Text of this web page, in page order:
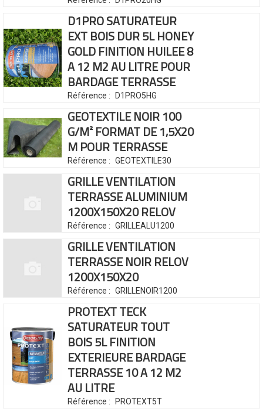
D1PRO SATURATEUR
EXT BOIS DUR 5LHONEY
GOLD FINITION HUILEE8
A 12 M2 AU LITRE POUR
BARDAGE TERRASSE
Référence : D1PRO5HG
GEOTEXTILE NOIR 100
G/M²FORMAT DE 1,5X20
MPOUR TERRASSE
Référence : GEOTEXTILE30
GRILLE VENTILATION
TERRASSE ALUMINIUM
1200X150X20 RELOV
Référence : GRILLEALU1200
GRILLE VENTILATION
TERRASSE NOIR RELOV
1200X150X20
Référence : GRILLENOIR1200
PROTEXT TECK
SATURATEUR TOUT
BOIS 5LFINITION
EXTERIEURE BARDAGE
TERRASSE10 A 12 M2
AU LITRE
Référence : PROTEXT5T